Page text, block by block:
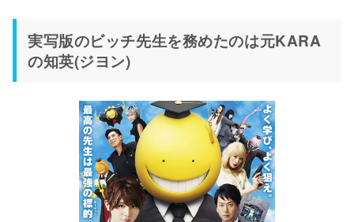
実写版のビッチ先生を務めたのは元KARA
の知英(ジヨン)